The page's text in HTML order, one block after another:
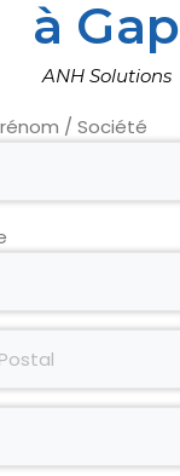
à Gap
ANH Solutions
/ Société